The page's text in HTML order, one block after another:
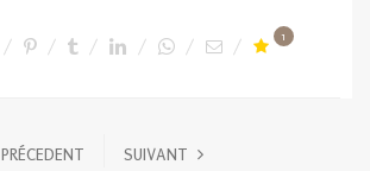
1
PRÉCEDENT SUIVANT